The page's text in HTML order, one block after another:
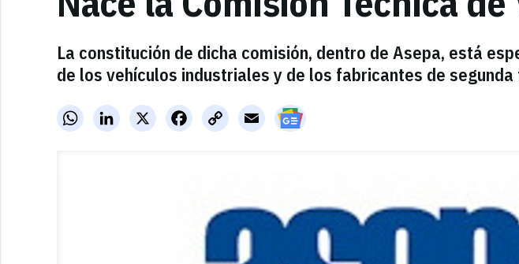
La constitución de dicha comisión, dentro de Asepa, está
de los vehículos industriales y de los fabricantes de segunda
WhatsAppLinkedInX FacebookCopy
Link
Email